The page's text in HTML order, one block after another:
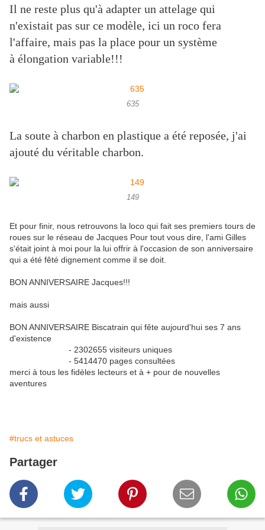
Il ne reste plus qu'à adapter un attelage qui
n'existait pas sur ce modèle, ici un roco fera
l'affaire, mais pas la place pour un système
à élongation variable!!!
635
La soute à charbon en plastique a été reposée, j'ai
ajouté du véritable charbon.
149
Et pour finir, nous retrouvons la loco qui fait ses premiers tours de
roues sur le réseau de Jacques Pour tout vous dire, l'ami Gilles
s'était joint à moi pour la lui offrir à l'occasion de son anniversaire
qui a été fêté dignement comme il se doit.
BON ANNIVERSAIRE Jacques!!!
mais aussi
BON ANNIVERSAIRE Biscatrain qui fête aujourd'hui ses 7 ans
d'existence
- 2302655 visiteurs uniques
- 5414470 pages consultées
merci à tous les fidèles lecteurs et à + pour de nouvelles
aventures
#trucs et astuces
Partager